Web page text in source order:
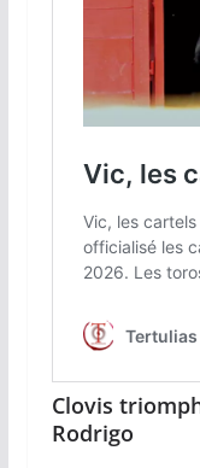
Clovis
Rodrigo